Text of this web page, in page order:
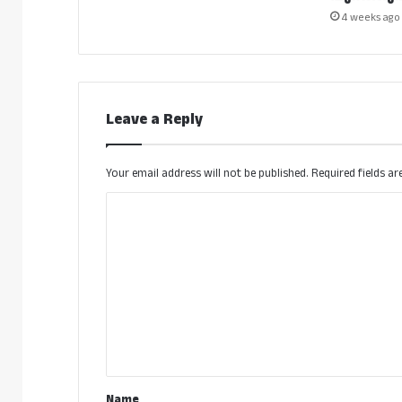
4 weeks ago
Leave a Reply
Your email address will not be published. Required fields
*